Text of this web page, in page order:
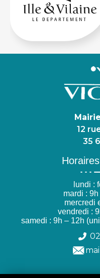
12
35
lundi :
mardi :
mercredi
vendredi :
samedi : 9h – 12h